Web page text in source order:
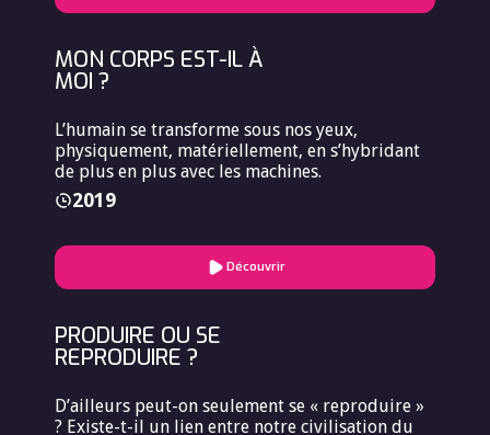
MON CORPS EST-IL À
MOI ?
L’humain se transforme sous nos yeux,
physiquement, matériellement, en s’hybridant
de plus en plus avec les machines.
2019
Découvrir
PRODUIRE OU SE
REPRODUIRE ?
D’ailleurs peut-on seulement se « reproduire »
? Existe-t-il un lien entre notre civilisation du